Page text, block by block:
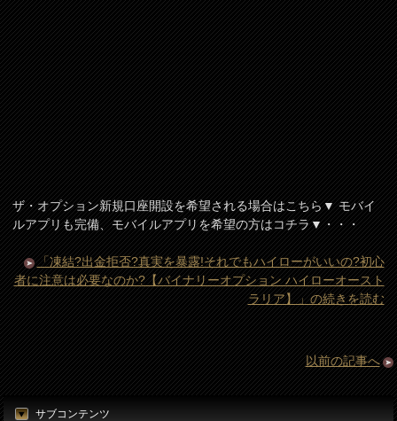
ザ・オプション新規口座開設を希望される場合はこちら▼ モバイ
ルアプリも完備、モバイルアプリを希望の方はコチラ▼・・・
「凍結?出金拒否?真実を暴露!それでもハイローがいいの?初心
者に注意は必要なのか?【バイナリーオプション ハイローオースト
ラリア】」の続きを読む
以前の記事へ
サブコンテンツ